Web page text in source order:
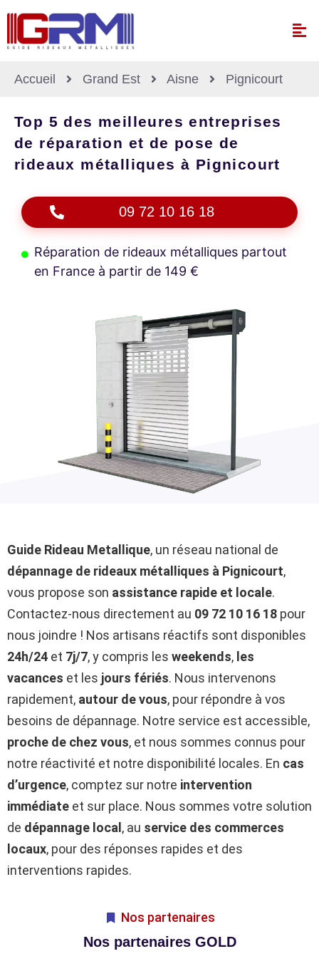
Accueil Grand Est Aisne Pignicourt
Top 5 des meilleures entreprises
de réparation et de pose de
rideaux métalliques à Pignicourt
09 72 10 16 18
Réparation de rideaux métalliques partout
en France à partir de 149 €
Guide Rideau Metallique, un réseau national de
dépannage de rideaux métalliques à Pignicourt,
vous propose son assistance rapide et locale.
Contactez-nous directement au 09 72 10 16 18 pour
nous joindre ! Nos artisans réactifs sont disponibles
24h/24 et 7j/7, y compris les weekends, les
vacances et les jours fériés. Nous intervenons
rapidement, autour de vous, pour répondre à vos
besoins de dépannage. Notre service est accessible,
proche de chez vous, et nous sommes connus pour
notre réactivité et notre disponibilité locales. En cas
d’urgence, comptez sur notre intervention
immédiate et sur place. Nous sommes votre solution
de dépannage local , au service des commerces
locaux, pour des réponses rapides et des
interventions rapides.
Nos partenaires
Nos partenaires GOLD